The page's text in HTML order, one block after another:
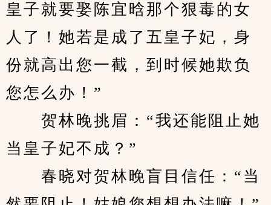
皇子就要娶陈宜晗那个狠毒的女
人了！她若是成了五皇子妃，身
份就高出您一截，到时候她欺负
您怎么办！”
贺林晚挑眉：“我还能阻止她
当皇子妃不成？”
春晓对贺林晚盲目信任：“当